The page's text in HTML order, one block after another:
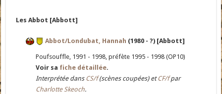
Les Abbot [Abbott]
Abbot/Londubat, Hannah (1980 - ?) [Abbott]
Poufsouffle, 1991 - 1998, préfète 1995 - 1998 (OP10)
Voir sa fiche détaillée.
Interprétée dans CS/f(scènes coupées) etCF/fpar
Charlotte Skeoch.